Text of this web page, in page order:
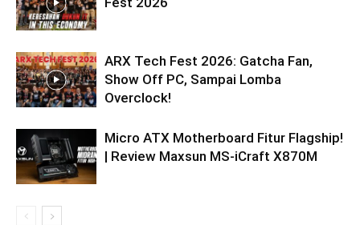
ARX Tech Fest 2026: Gatcha Fan,
Show Off PC, Sampai Lomba
Overclock!
Micro ATX Motherboard Fitur Flagship!
| Review Maxsun MS-iCraft X870M